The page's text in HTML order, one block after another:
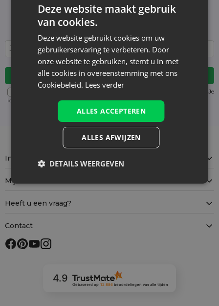
hoogte van het laatste nieuws en aanbiedingen
Wij informeren en tonen nieuws - zonder
onnodige spam. Blijf regelmatig bij ons!
Voor details over gegevensverwerking, zie onze Privacyverklaring. Je
kunt je op elk moment zonder kostenuitschrijven. (verplicht)
Informatie
Mijn account
Heeft u een vraag?
Contact
4.9
Gebaseerd op 12 886 beoordelingenvan alle tijden
Deze website maakt gebruik
van cookies.
Deze website gebruikt cookies om uw
gebruikerservaring te verbeteren. Door
onze website te gebruiken, stemt u in met
alle cookies in overeenstemming met ons
Cookiebeleid. Lees verder
ALLES ACCEPTEREN
ALLES AFWIJZEN
DETAILS WEERGEVEN